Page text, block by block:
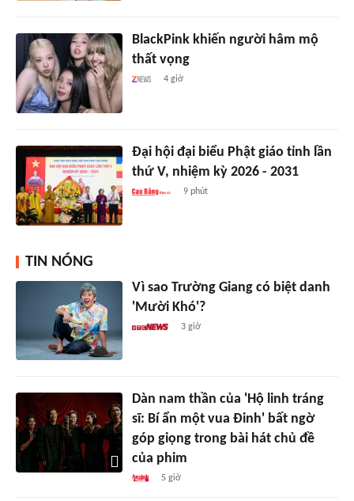
BlackPink khiến người hâm mộ
thất vọng
4 giờ
Đại hội đại biểu Phật giáo tỉnh lần
thứ V, nhiệm kỳ 2026 - 2031
9 phút
TIN NÓNG
Vì sao Trường Giang có biệt danh
'Mười Khó'?
3 giờ
Dàn nam thần của 'Hộ linh tráng
sĩ: Bí ẩn một vua Đinh' bất ngờ
góp giọng trong bài hát chủ đề
của phim
5 giờ